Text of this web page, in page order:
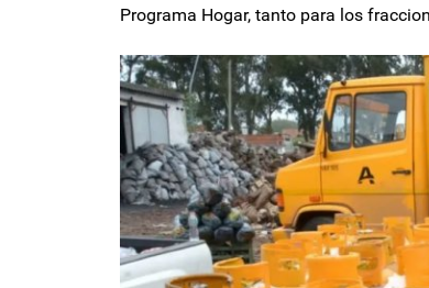
Programa Hogar, tanto para los